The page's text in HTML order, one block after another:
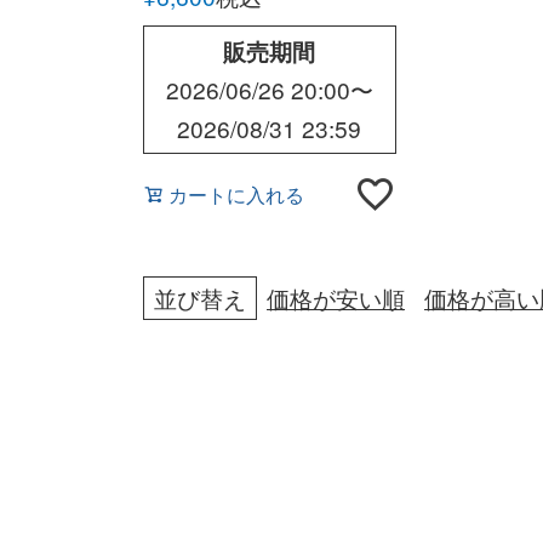
販売期間
2026/06/26 20:00〜
2026/08/31 23:59
カートに入れる
並び替え 価格が安い順 価格が高